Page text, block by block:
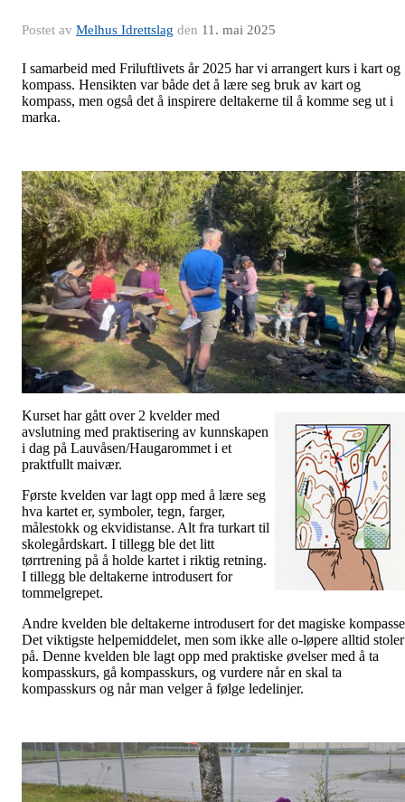
Postet av Melhus Idrettslag den 11. mai 2025
I samarbeid med Friluftlivets år 2025 har vi arrangert kurs i kart og
kompass. Hensikten var både det å lære seg bruk av kart og
kompass, men også det å inspirere deltakerne til å komme seg ut i
marka.
Kurset har gått over 2 kvelder med
avslutning med praktisering av kunnskapen
i dag på Lauvåsen/Haugarommet i et
praktfullt maivær.
Første kvelden var lagt opp med å lære seg
hva kartet er, symboler, tegn, farger,
målestokk og ekvidistanse. Alt fra turkart til
skolegårdskart. I tillegg ble det litt
tørrtrening på å holde kartet i riktig retning.
I tillegg ble deltakerne introdusert for
tommelgrepet.
Andre kvelden ble deltakerne introdusert for det magiske
Det viktigste helpemiddelet, men som ikke alle o-løpere alltid stoler
på. Denne kvelden ble lagt opp med praktiske øvelser med å ta
kompasskurs, gå kompasskurs, og vurdere når en skal ta
kompasskurs og når man velger å følge ledelinjer.